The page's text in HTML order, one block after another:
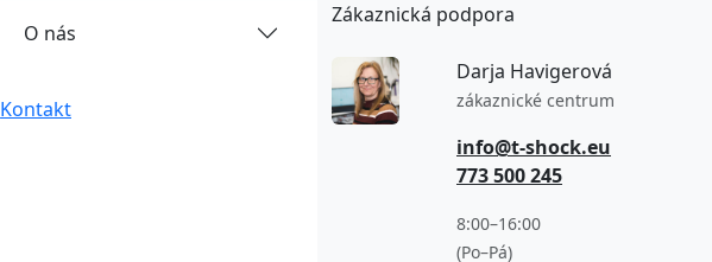
O nás
Kontakt
Zákaznická podpora
Darja Havigerová
zákaznické centrum
info@t-shock.eu
773 500 245
8:00–16:00
(Po–Pá)